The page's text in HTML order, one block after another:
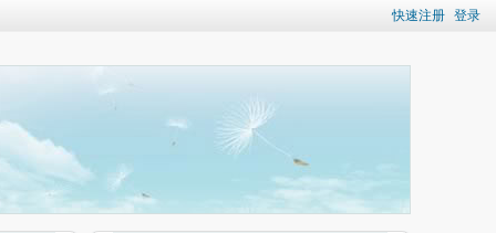
快速注册 登录